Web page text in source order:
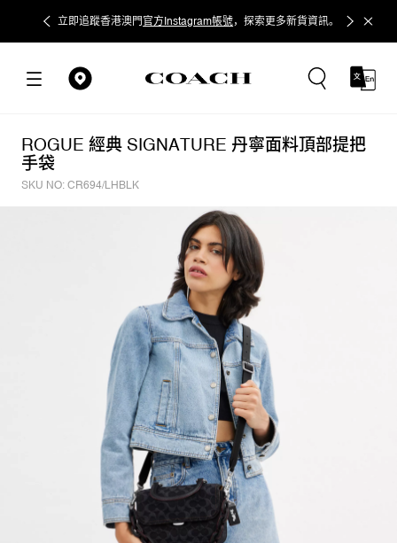
立即追蹤香港澳門 官方Instagram帳號，探索更多新貨資訊。
ROGUE 經典 SIGNATURE 丹寧面料頂部提把
手袋
SKU NO: CR694/LHBLK